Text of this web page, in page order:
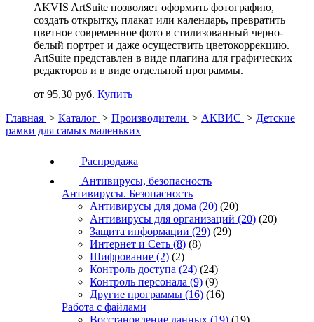
AKVIS ArtSuite позволяет оформить фотографию,
создать открытку, плакат или календарь, превратить
цветное современное фото в стилизованный черно-
белый портрет и даже осуществить цветокоррекцию.
ArtSuite представлен в виде плагина для графических
редакторов и в виде отдельной программы.
от 95,30 руб. Купить
Главная > Каталог > Производители > АКВИС > Детские
рамки для самых маленьких
Распродажа
Антивирусы, безопасность
Антивирусы. Безопасность
Антивирусы для дома (20) (20)
Антивирусы для организаций (20) (20)
Защита информации (29) (29)
Интернет и Сеть (8) (8)
Шифрование (2) (2)
Контроль доступа (24) (24)
Контроль персонала (9) (9)
Другие программы (16) (16)
Работа с файлами
Восстановление данных (19) (19)